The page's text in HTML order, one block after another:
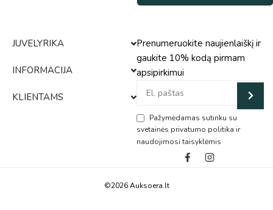
JUVELYRIKA
INFORMACIJA
KLIENTAMS
Prenumeruokite naujienlaiškį ir
gaukite 10% kodą pirmam
apsipirkimui
Pažymėdamas sutinku su
svetainės privatumo politika ir
naudojimosi taisyklėmis
Alternative:
©2026 Auksoera.lt